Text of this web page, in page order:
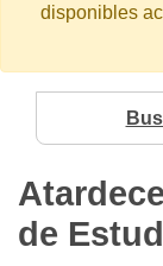
disponibles
de